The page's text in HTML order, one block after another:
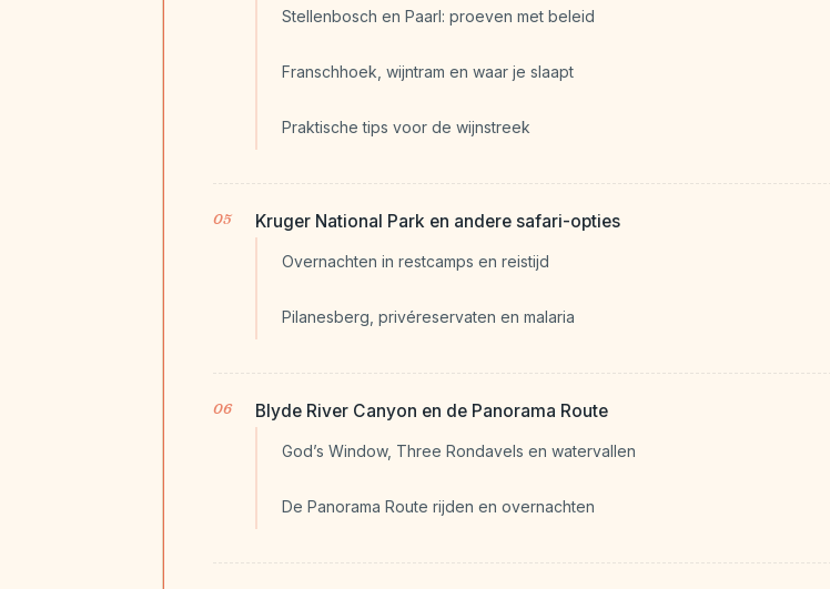
Stellenbosch en Paarl: proeven met beleid
Franschhoek, wijntram en waar je slaapt
Praktische tips voor de wijnstreek
Kruger National Park en andere safari-opties
Overnachten in restcamps en reistijd
Pilanesberg, privéreservaten en malaria
Blyde River Canyon en de Panorama Route
God’s Window, Three Rondavels en watervallen
De Panorama Route rijden en overnachten